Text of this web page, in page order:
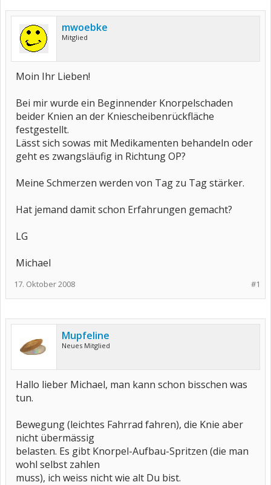
mwoebke
Mitglied
Moin Ihr Lieben!
Bei mir wurde ein Beginnender Knorpelschaden
beider Knien an der Kniescheibenrückfläche
festgestellt.
Lässt sich sowas mit Medikamenten behandeln oder
geht es zwangsläufig in Richtung OP?
Meine Schmerzen werden von Tag zu Tag stärker.
Hat jemand damit schon Erfahrungen gemacht?
LG
Michael
#1
17. Oktober 2008
Mupfeline
Neues Mitglied
Hallo lieber Michael, man kann schon bisschen was
tun.
Bewegung (leichtes Fahrrad fahren), die Knie aber
nicht übermässig
belasten. Es gibt Knorpel-Aufbau-Spritzen (die man
wohl selbst zahlen
muss), ich weiss nicht wie alt Du bist.